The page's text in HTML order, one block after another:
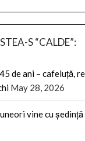
S “CALDE”:
de ani – cafeluță,
May 28, 2026
vine cu ședință